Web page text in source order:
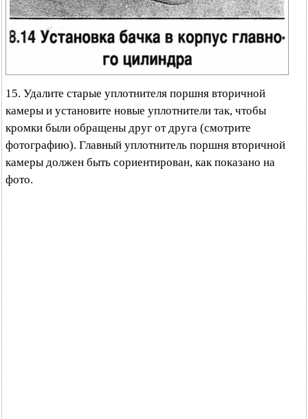
15. Удалите старые уплотнителя поршня вторичной
камеры и установите новые уплотнители так, чтобы
кромки были обращены друг от друга (смотрите
фотографию). Главный уплотнитель поршня вторичной
камеры должен быть сориентирован, как показано на
фото.